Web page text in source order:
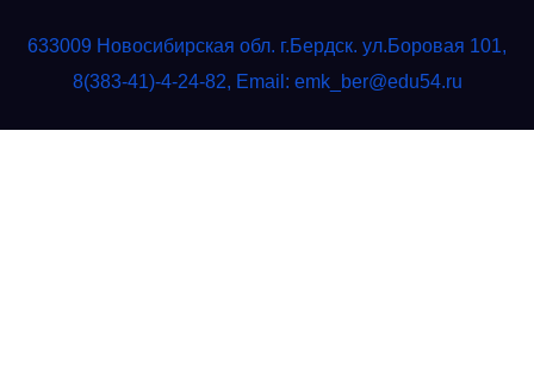
633009 Новосибирская обл. г.Бердск. ул.Боровая 101,
8(383-41)-4-24-82, Email: emk_ber@edu54.ru